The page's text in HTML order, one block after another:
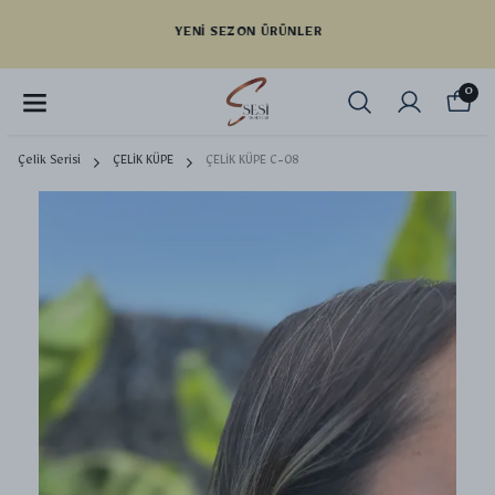
YENI SEZON ÜRÜNLER
0
Çelik Serisi ÇELİK KÜPE ÇELİK KÜPE C-08